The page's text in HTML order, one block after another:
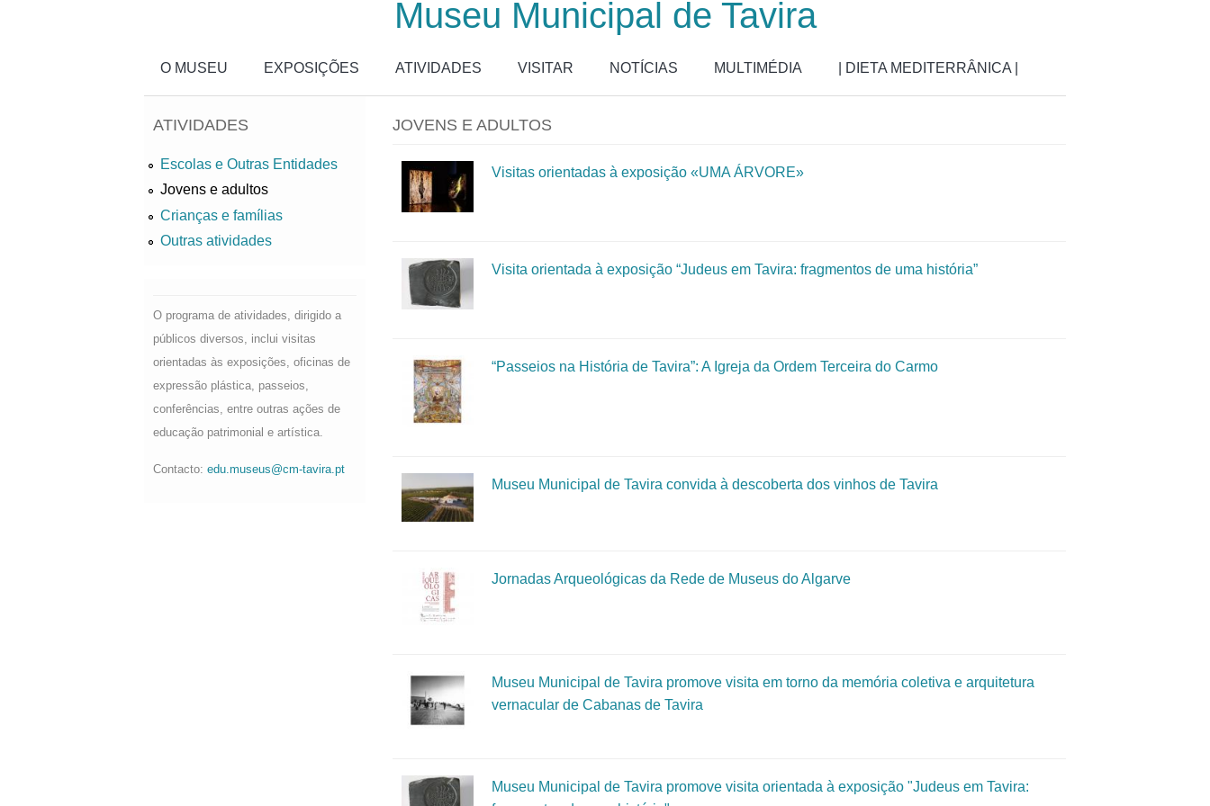
Museu Municipal de Tavira
O MUSEU EXPOSIÇÕES ATIVIDADES VISITAR NOTÍCIAS MULTIMÉDIA | DIETA MEDITERRÂNICA |
JOVENS E ADULTOS
Visitas orientadas à exposição «UMA ÁRVORE»
Visita orientada à exposição “Judeus em Tavira: fragmentos de uma história”
“Passeios na História de Tavira”: A Igreja da Ordem Terceira do Carmo
Museu Municipal de Tavira convida à descoberta dos vinhos de Tavira
Jornadas Arqueológicas da Rede de Museus do Algarve
Museu Municipal de Tavira promove visita em torno da memória coletiva e arquitetura
vernacular de Cabanas de Tavira
Museu Municipal de Tavira promove visita orientada à exposição "Judeus em Tavira:
ATIVIDADES
Escolas e Outras Entidades
Jovens e adultos
Crianças e famílias
Outras atividades
O programa de atividades, dirigido a
públicos diversos, inclui visitas
orientadas às exposições, oficinas de
expressão plástica, passeios,
conferências, entre outras ações de
educação patrimonial e artística.
Contacto: edu.museus@cm-tavira.pt